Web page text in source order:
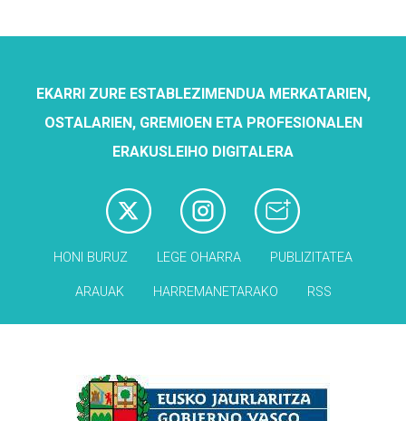
EKARRI ZURE ESTABLEZIMENDUA MERKATARIEN,
OSTALARIEN, GREMIOEN ETA PROFESIONALEN
ERAKUSLEIHO DIGITALERA
HONI BURUZ LEGE OHARRA PUBLIZITATEA
ARAUAK HARREMANETARAKO RSS